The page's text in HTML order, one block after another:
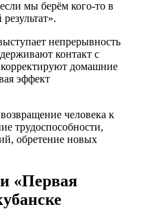
мы берём кого-то в
непрерывность
контакт с
домашние
эффект
человека к
трудоспособности,
обретение новых
«Первая